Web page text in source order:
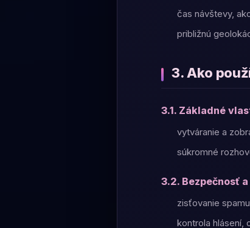
čas návštevy,
približnú
3. Ako
3.1. Základné
vytváranie a
súkromné
3.2. Bezpečnosť
zisťovanie
kontrola hlásení,